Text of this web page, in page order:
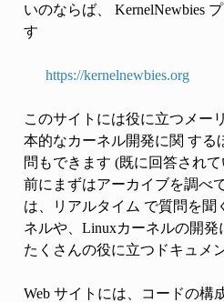
いのならば、 KernelNewbies
す
https://kernelnewbies.org
このサイトには役に立つメー
本的なカーネル開発に関 する
問もできます (既に回答され
前にまずはアーカイブを調べ
は、リアルタイム で質問を聞
ネルや、Linuxカーネルの開
たくさんの役に立つドキュメ
Web サイトには、コードの構